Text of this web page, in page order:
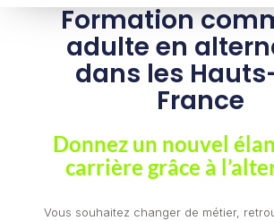
Formation
adulte en
dans les
France
Donnez un nouvel
carrière grâce à
Vous souhaitez changer de métier,